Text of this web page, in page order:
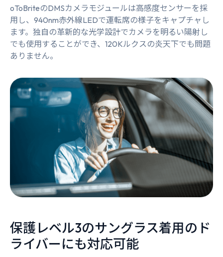
oToBriteのDMSカメラモジュールは高感度センサーを採
用し、940nm赤外線LEDで運転席の様子をキャプチャし
ます。独自の革新的な光学設計でカメラを明るい陽射し
でも使用することができ、120Kルクスの炎天下でも問題
ありません。
保護レベル3のサングラス着用のド
ライバーにも対応可能